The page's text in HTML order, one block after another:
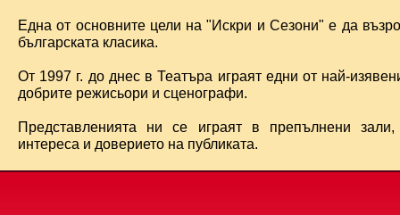
Една от основните цели на "Искри и Сезони" е да
българската класика.
От 1997 г. до днес в Театъра играят едни от най-
добрите режисьори и сценографи.
Представленията ни се играят в препълнени
интереса и доверието на публиката.